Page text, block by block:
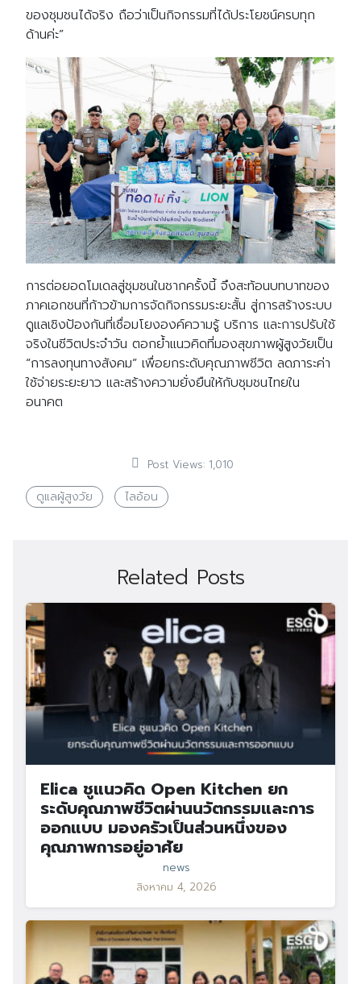
Search
for: Search
ของชุมชนได้จริง ถือว่าเป็นกิจกรรมที่ได้ประโยชน์ครบทุก
ด้านค่ะ”
การต่อยอดโมเดลสู่ชุมชนในชากครั้งนี้ จึงสะท้อนบทบาทของ
ภาคเอกชนที่ก้าวข้ามการจัดกิจกรรมระยะสั้น สู่การสร้างระบบ
ดูแลเชิงป้องกันที่เชื่อมโยงองค์ความรู้ บริการ และการปรับใช้
จริงในชีวิตประจำวัน ตอกย้ำแนวคิดที่มองสุขภาพผู้สูงวัยเป็น
“การลงทุนทางสังคม” เพื่อยกระดับคุณภาพชีวิต ลดภาระค่า
ใช้จ่ายระยะยาว และสร้างความยั่งยืนให้กับชุมชนไทยใน
อนาคต
Post Views: 1,010
ดูแลผู้สูงวัย ไลอ้อน
Related Posts
Elica ชูแนวคิด Open Kitchen ยก
ระดับคุณภาพชีวิตผ่านนวัตกรรมและการ
ออกแบบ มองครัวเป็นส่วนหนึ่งของ
คุณภาพการอยู่อาศัย
news
สิงหาคม 4, 2026